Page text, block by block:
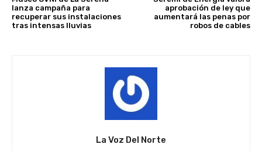
lanza campaña para
recuperar sus instalaciones
tras intensas lluvias
aprobación de ley que
aumentará las penas por
robos de cables
La Voz Del Norte